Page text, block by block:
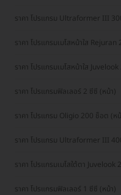
ราคา โปรแกรม Ultraformer III
ราคา โปรแกรมเมโสหน้าใส Rejuran
ราคา โปรแกรมเมโสหน้าใส
ราคา โปรแกรมฟิลเลอร์ 2 ซีซี (หน้า)
ราคา โปรแกรม Oligio 200 ช็อต (ห
ราคา โปรแกรม Ultraformer III
ราคา โปรแกรมเมโสใต้ตา
ราคา โปรแกรมฟิลเลอร์ 1 ซีซี (หน้า)